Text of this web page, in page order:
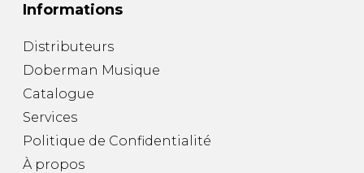
Informations
Distributeurs
Doberman Musique
Catalogue
Services
Politique de Confidentialité
À propos